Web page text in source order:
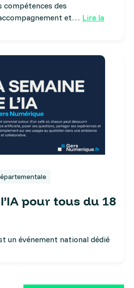
des
et… Lire la
pour tous du 18
un événement national dédié